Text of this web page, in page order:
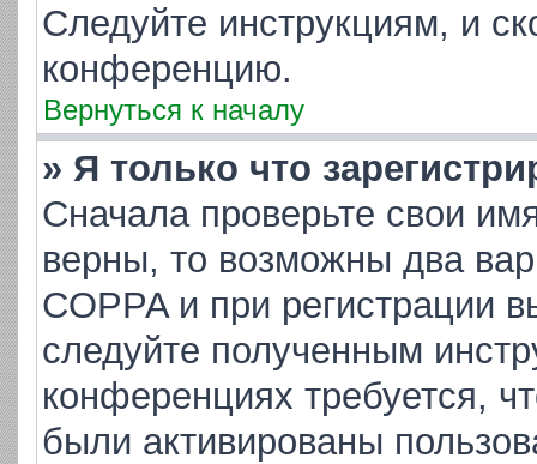
Следуйте инструкциям, и
конференцию.
Вернуться к началу
» Я только что
Сначала проверьте свои
верны, то возможны два
COPPA и при регистрации
следуйте полученным
конференциях требуется,
были активированы